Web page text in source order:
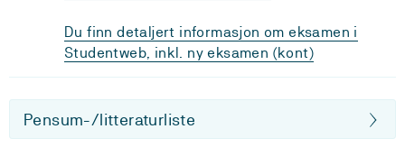
Du finn detaljert informasjon om eksamen i
Studentweb, inkl. ny eksamen (kont)
Pensum-/litteraturliste